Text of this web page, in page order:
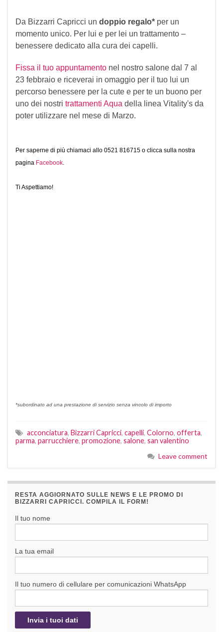
Da Bizzarri Capricci un doppio regalo* per un
momento unico. Per lui e per lei un trattamento –
benessere dedicato alla cura dei capelli.
Fissa il tuo appuntamento nel nostro salone dal 7 al
23 febbraio e riceverai in omaggio per il tuo lui un
percorso benessere per la cute e per te un buono per
uno dei nostri trattamenti Aqua della linea Vitality's da
poter utilizzare nel mese di Marzo.
Per saperne di più chiamaci allo 0521 816715 o clicca sulla nostra
pagina Facebook
Ti Aspettiamo!
*subordinato ad una prestazione di servizio senza vincolo di importo
acconciatura, Bizzarri Capricci, capelli, Colorno, offerta,
parma, parrucchiere, promozione, salone, san valentino
Leave comment
RESTA AGGIORNATO SULLE NEWS E LE PROMO DI
BIZZARRI CAPRICCI. COMPILA IL FORM!
Il tuo nome
La tua email
Il tuo numero di cellulare per comunicazioni WhatsApp